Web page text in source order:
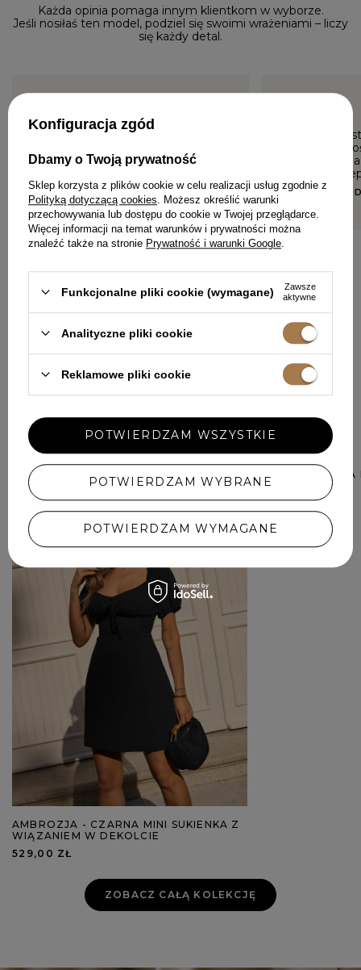
Każda opinia pomaga innym klientkom w wyborze.
Jeśli nosiłaś ten model, podziel się swoimi wrażeniami – liczy
się każdy detal.
Sukienka BOSKA! Doskonały
i efektowna. Ponadczasowa
MAGDALENA, BRODNICA
Cudna!
Rozmiar
jesteście
ELŻBIETA,
DODAJ SWOJĄ OPINIĘ
W PODOBNYM KOLORZE
AMBROZJA - CZARNA MINI SUKIENKA Z
WIĄZANIEM W DEKOLCIE
529,00 ZŁ
JALA -
ZOBACZ CAŁĄ KOLEKCJĘ
Konfiguracja zgód
Dbamy o Twoją prywatność
Sklep korzysta z plików cookie w celu realizacji usług zgodnie z
Polityką dotyczącą cookies . Możesz określić warunki
przechowywania lub dostępu do cookie w Twojej przeglądarce.
Więcej informacji na temat warunków i prywatności można
znaleźć także na stronie Prywatność i warunki Google
Funkcjonalne pliki cookie (wymagane)
Zawsze
aktywne
Analityczne pliki cookie
Reklamowe pliki cookie
POTWIERDZAM WYBRANE
POTWIERDZAM WYMAGANE
POTWIERDZAM WSZYSTKIE